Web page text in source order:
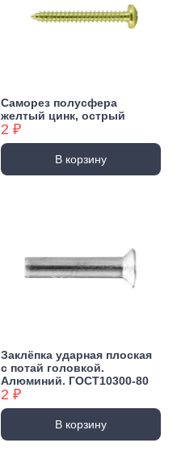
Саморез полусфера
желтый цинк, острый
2 ₽
В корзину
Заклёпка ударная плоская
с потай головкой.
Алюминий. ГОСТ10300-80
2 ₽
В корзину